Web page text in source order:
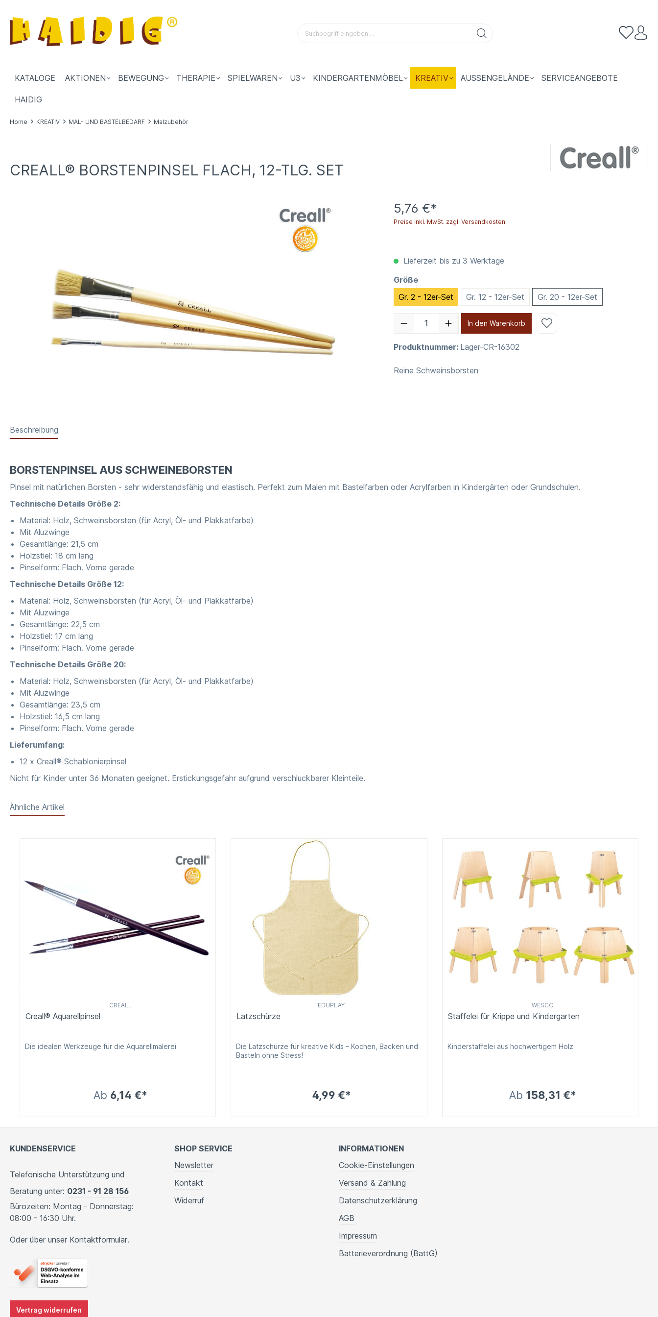
KATALOGE AKTIONEN BEWEGUNG THERAPIE SPIELWAREN U3 KINDERGARTENMÖBEL KREATIV AUSSENGELÄNDE SERVICEANGEBOTE
HAIDIG
Home KREATIV MAL- UND BASTELBEDARF Malzubehör
CREALL® BORSTENPINSEL FLACH, 12-TLG. SET
5,76 €*
Preise inkl. MwSt. zzgl. Versandkosten
Lieferzeit bis zu 3 Werktage
Größe
Gr. 2 - 12er-Set
Gr. 12 - 12er-Set Gr. 20 - 12er-Set
In den Warenkorb
Produktnummer: Lager-CR-16302
Reine Schweinsborsten
Beschreibung
BORSTENPINSEL AUS SCHWEINEBORSTEN
Pinsel mit natürlichen Borsten - sehr widerstandsfähig und elastisch. Perfekt zum Malen mit Bastelfarben oder Acrylfarben in Kindergärten oder Grundschulen.
Technische Details Größe 2:
Material: Holz, Schweinsborsten (für Acryl, Öl- und Plakkatfarbe)
Mit Aluzwinge
Gesamtlänge: 21,5 cm
Holzstiel: 18 cm lang
Pinselform: Flach. Vorne gerade
Technische Details Größe 12:
Material: Holz, Schweinsborsten (für Acryl, Öl- und Plakkatfarbe)
Mit Aluzwinge
Gesamtlänge: 22,5 cm
Holzstiel: 17 cm lang
Pinselform: Flach. Vorne gerade
Technische Details Größe 20:
Material: Holz, Schweinsborsten (für Acryl, Öl- und Plakkatfarbe)
Mit Aluzwinge
Gesamtlänge: 23,5 cm
Holzstiel: 16,5 cm lang
Pinselform: Flach. Vorne gerade
Lieferumfang:
12 x Creall® Schablonierpinsel
Nicht für Kinder unter 36 Monaten geeignet. Erstickungsgefahr aufgrund verschluckbarer Kleinteile.
Ähnliche Artikel
CREALL
Creall® Aquarellpinsel
Die idealen Werkzeuge für die Aquarellmalerei
Ab 6,14 €*
EDUPLAY
Latzschürze
Die Latzschürze für kreative Kids – Kochen, Backen und
Basteln ohne Stress!
4,99 €*
WESCO
Staffelei für Krippe und Kindergarten
Kinderstaffelei aus hochwertigem Holz
Ab 158,31 €*
KUNDENSERVICE
Telefonische Unterstützung und
Beratung unter: 0231 - 91 28 156
Bürozeiten: Montag - Donnerstag:
08:00 - 16:30 Uhr.
Oder über unser Kontaktformular.
Vertrag widerrufen
SHOP SERVICE
Newsletter
Kontakt
Widerruf
INFORMATIONEN
Cookie-Einstellungen
Versand & Zahlung
Datenschutzerklärung
AGB
Impressum
Batterieverordnung (BattG)